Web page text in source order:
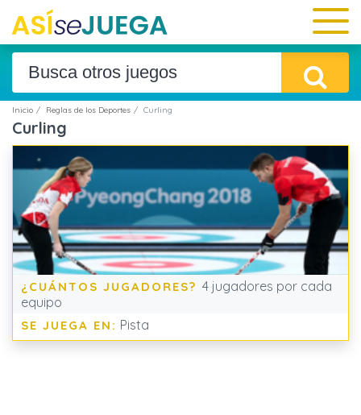
Inicio Reglas de los Deportes Curling
Curling
¿CUÁNTOS JUGADORES? 4 jugadores por cada
equipo
SE JUEGA EN: Pista